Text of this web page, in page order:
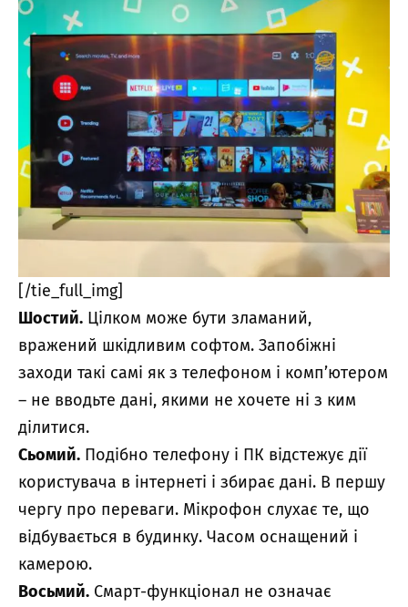
[/tie_full_img]
Шостий. Цілком може бути зламаний,
вражений шкідливим софтом. Запобіжні
заходи такі самі як з телефоном і комп’ютером
– не вводьте дані, якими не хочете ні з ким
ділитися.
Сьомий. Подібно телефону і ПК відстежує дії
користувача в інтернеті і збирає дані. В першу
чергу про переваги. Мікрофон слухає те, що
відбувається в будинку. Часом оснащений і
камерою.
Восьмий. Смарт-функціонал не означає